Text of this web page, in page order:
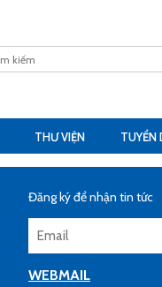
THƯ VIỆN TUYỂN
Đăng ký để nhận tin tức
WEBMAIL